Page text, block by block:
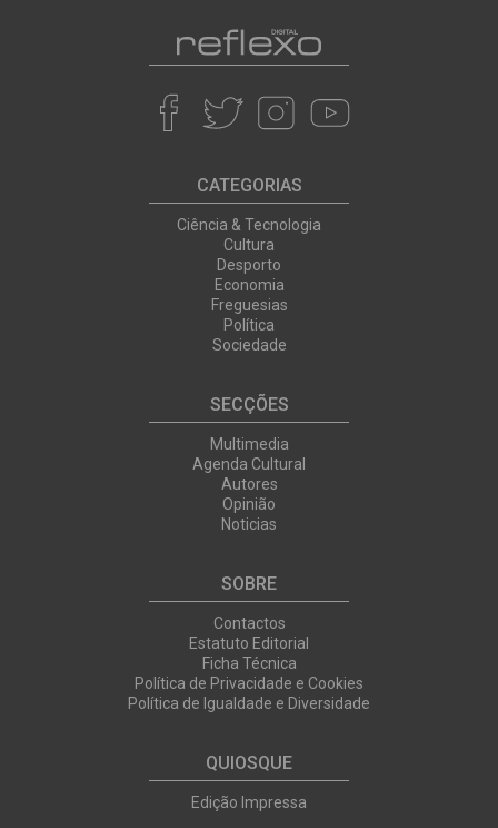
CATEGORIAS
Ciência & Tecnologia
Cultura
Desporto
Economia
Freguesias
Política
Sociedade
SECÇÕES
Multimedia
Agenda Cultural
Autores
Opinião
Noticias
SOBRE
Contactos
Estatuto Editorial
Ficha Técnica
Política de Privacidade e Cookies
Política de Igualdade e Diversidade
QUIOSQUE
Edição Impressa